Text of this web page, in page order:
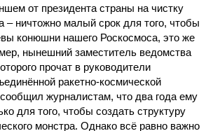
от президента страны на чистку
– ничтожно малый срок для того, чтобы
конюшни нашего Роскосмоса, это же
нынешний заместитель ведомства
прочат в руководители
ракетно-космической
журналистам, что два года ему
для того, чтобы создать структуру
монстра. Однако всё равно важно